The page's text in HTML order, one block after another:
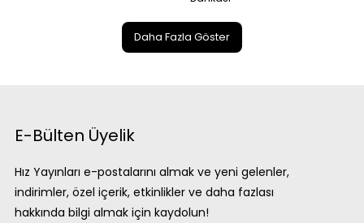
Daha Fazla Göster
E-Bülten Üyelik
Hız Yayınları e-postalarını almak ve yeni gelenler,
indirimler, özel içerik, etkinlikler ve daha fazlası
hakkında bilgi almak için kaydolun!